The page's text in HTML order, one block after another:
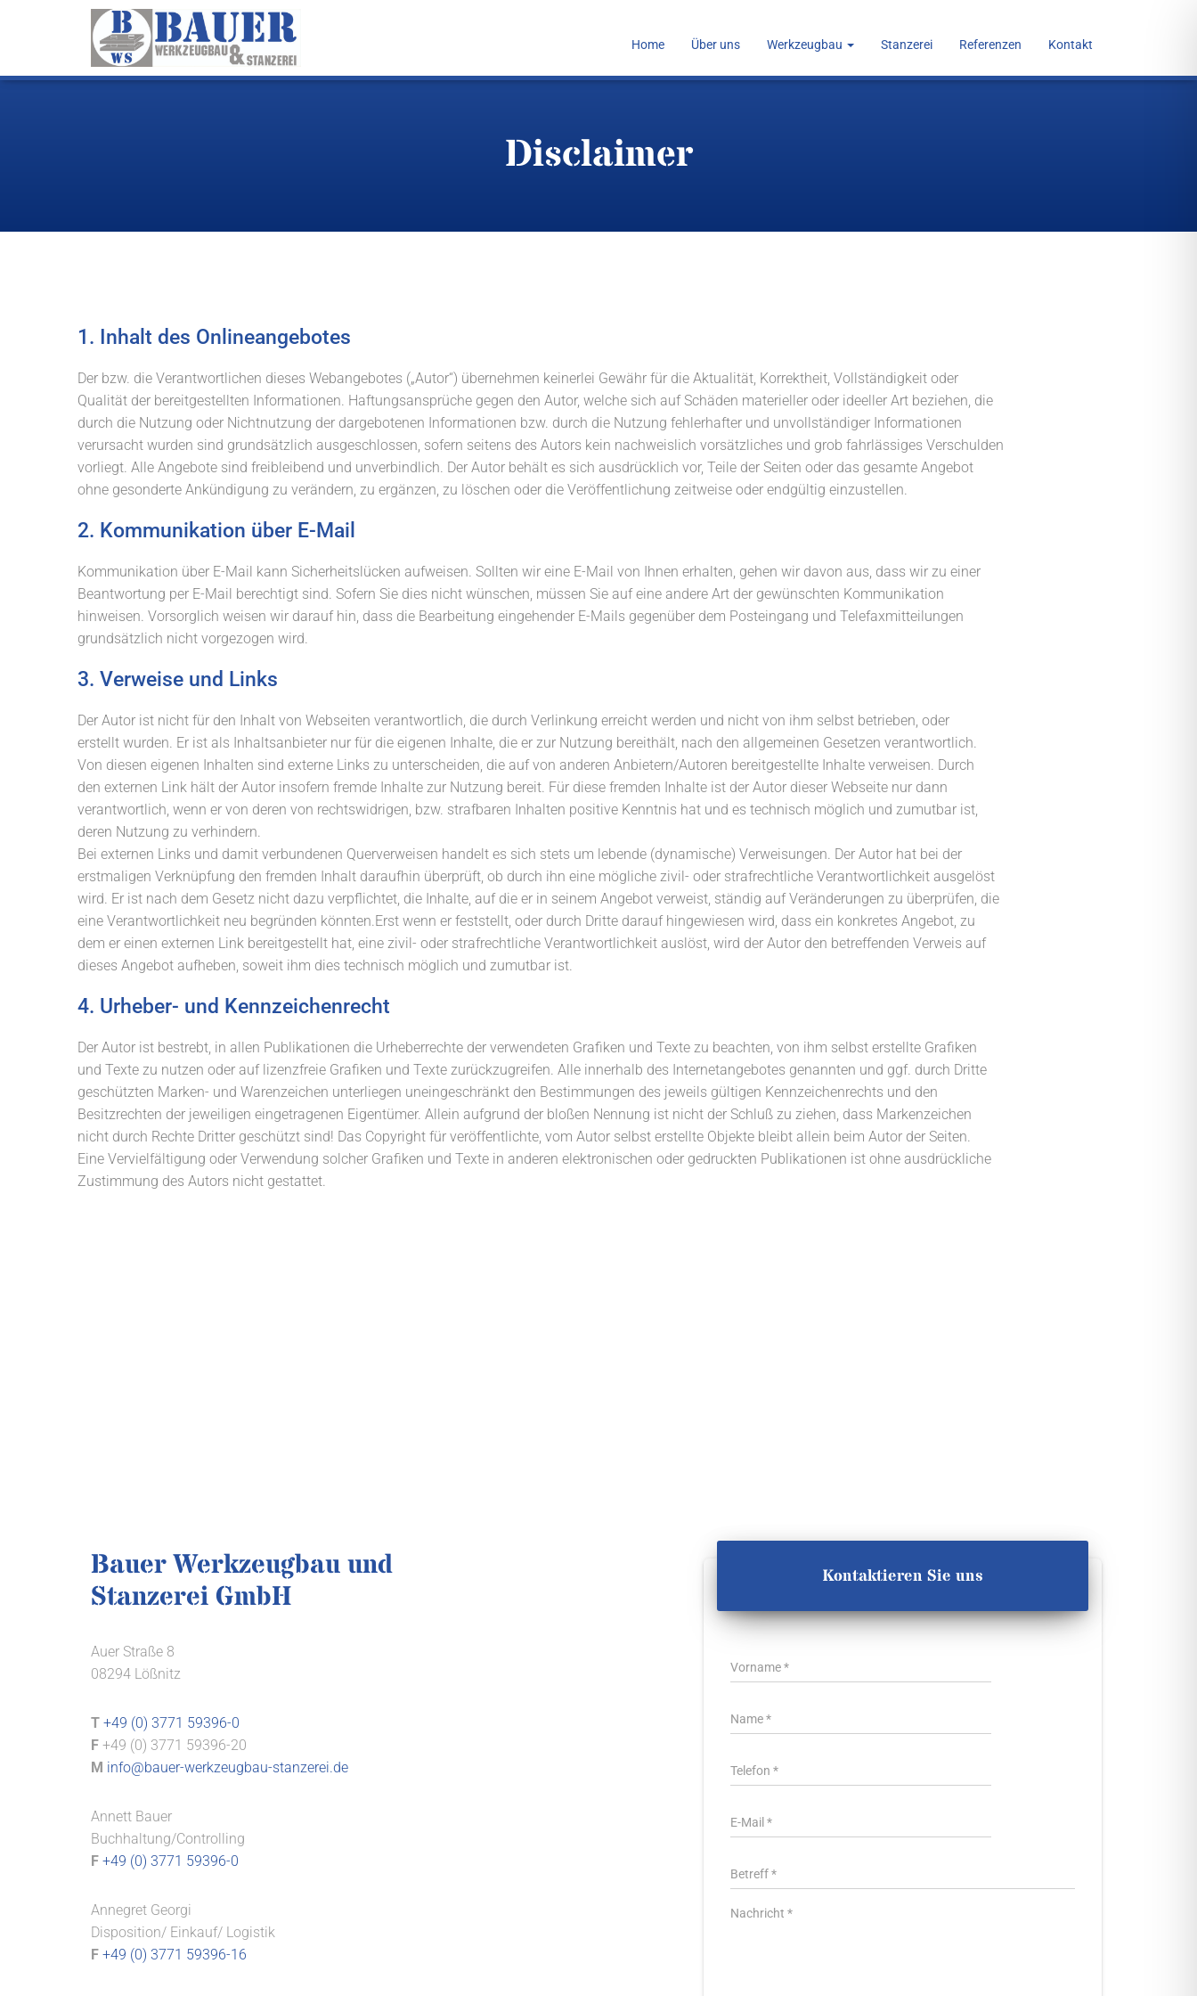
Home Über uns Werkzeugbau Stanzerei Referenzen Kontakt
Disclaimer
1. Inhalt des Onlineangebotes
Der bzw. die Verantwortlichen dieses Webangebotes („Autor“) übernehmen keinerlei Gewähr für die Aktualität, Korrektheit, Vollständigkeit oder
Qualität der bereitgestellten Informationen. Haftungsansprüche gegen den Autor, welche sich auf Schäden materieller oder ideeller Art beziehen, die
durch die Nutzung oder Nichtnutzung der dargebotenen Informationen bzw. durch die Nutzung fehlerhafter und unvollständiger Informationen
verursacht wurden sind grundsätzlich ausgeschlossen, sofern seitens des Autors kein nachweislich vorsätzliches und grob fahrlässiges Verschulden
vorliegt. Alle Angebote sind freibleibend und unverbindlich. Der Autor behält es sich ausdrücklich vor, Teile der Seiten oder das gesamte Angebot
ohne gesonderte Ankündigung zu verändern, zu ergänzen, zu löschen oder die Veröffentlichung zeitweise oder endgültig einzustellen.
2. Kommunikation über E-Mail
Kommunikation über E-Mail kann Sicherheitslücken aufweisen. Sollten wir eine E-Mail von Ihnen erhalten, gehen wir davon aus, dass wir zu einer
Beantwortung per E-Mail berechtigt sind. Sofern Sie dies nicht wünschen, müssen Sie auf eine andere Art der gewünschten Kommunikation
hinweisen. Vorsorglich weisen wir darauf hin, dass die Bearbeitung eingehender E-Mails gegenüber dem Posteingang und Telefaxmitteilungen
grundsätzlich nicht vorgezogen wird.
3. Verweise und Links
Der Autor ist nicht für den Inhalt von Webseiten verantwortlich, die durch Verlinkung erreicht werden und nicht von ihm selbst betrieben, oder
erstellt wurden. Er ist als Inhaltsanbieter nur für die eigenen Inhalte, die er zur Nutzung bereithält, nach den allgemeinen Gesetzen verantwortlich.
Von diesen eigenen Inhalten sind externe Links zu unterscheiden, die auf von anderen Anbietern/Autoren bereitgestellte Inhalte verweisen. Durch
den externen Link hält der Autor insofern fremde Inhalte zur Nutzung bereit. Für diese fremden Inhalte ist der Autor dieser Webseite nur dann
verantwortlich, wenn er von deren von rechtswidrigen, bzw. strafbaren Inhalten positive Kenntnis hat und es technisch möglich und zumutbar ist,
deren Nutzung zu verhindern.
Bei externen Links und damit verbundenen Querverweisen handelt es sich stets um lebende (dynamische) Verweisungen. Der Autor hat bei der
erstmaligen Verknüpfung den fremden Inhalt daraufhin überprüft, ob durch ihn eine mögliche zivil- oder strafrechtliche Verantwortlichkeit ausgelöst
wird. Er ist nach dem Gesetz nicht dazu verpflichtet, die Inhalte, auf die er in seinem Angebot verweist, ständig auf Veränderungen zu überprüfen, die
eine Verantwortlichkeit neu begründen könnten.Erst wenn er feststellt, oder durch Dritte darauf hingewiesen wird, dass ein konkretes Angebot, zu
dem er einen externen Link bereitgestellt hat, eine zivil- oder strafrechtliche Verantwortlichkeit auslöst, wird der Autor den betreffenden Verweis auf
dieses Angebot aufheben, soweit ihm dies technisch möglich und zumutbar ist.
4. Urheber- und Kennzeichenrecht
Der Autor ist bestrebt, in allen Publikationen die Urheberrechte der verwendeten Grafiken und Texte zu beachten, von ihm selbst erstellte Grafiken
und Texte zu nutzen oder auf lizenzfreie Grafiken und Texte zurückzugreifen. Alle innerhalb des Internetangebotes genannten und ggf. durch Dritte
geschützten Marken- und Warenzeichen unterliegen uneingeschränkt den Bestimmungen des jeweils gültigen Kennzeichenrechts und den
Besitzrechten der jeweiligen eingetragenen Eigentümer. Allein aufgrund der bloßen Nennung ist nicht der Schluß zu ziehen, dass Markenzeichen
nicht durch Rechte Dritter geschützt sind! Das Copyright für veröffentlichte, vom Autor selbst erstellte Objekte bleibt allein beim Autor der Seiten.
Eine Vervielfältigung oder Verwendung solcher Grafiken und Texte in anderen elektronischen oder gedruckten Publikationen ist ohne ausdrückliche
Zustimmung des Autors nicht gestattet.
Bauer Werkzeugbau und
Stanzerei GmbH
Auer Straße 8
08294 Lößnitz
T +49 (0) 3771 59396-0
F +49 (0) 3771 59396-20
M info@bauer-werkzeugbau-stanzerei.de
Annett Bauer
Buchhaltung/Controlling
F +49 (0) 3771 59396-0
Annegret Georgi
Disposition/ Einkauf/ Logistik
F +49 (0) 3771 59396-16
Kontaktieren Sie uns